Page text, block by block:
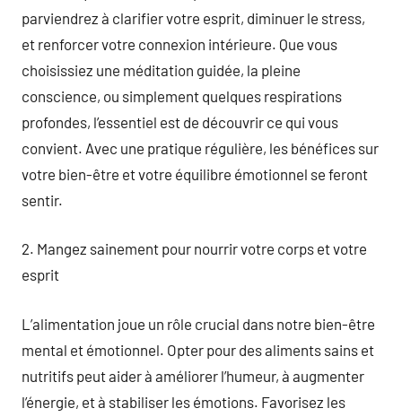
parviendrez à clarifier votre esprit, diminuer le stress,
et renforcer votre connexion intérieure. Que vous
choisissiez une méditation guidée, la pleine
conscience, ou simplement quelques respirations
profondes, l’essentiel est de découvrir ce qui vous
convient. Avec une pratique régulière, les bénéfices sur
votre bien-être et votre équilibre émotionnel se feront
sentir.
2. Mangez sainement pour nourrir votre corps et votre
esprit
L’alimentation joue un rôle crucial dans notre bien-être
mental et émotionnel. Opter pour des aliments sains et
nutritifs peut aider à améliorer l’humeur, à augmenter
l’énergie, et à stabiliser les émotions. Favorisez les